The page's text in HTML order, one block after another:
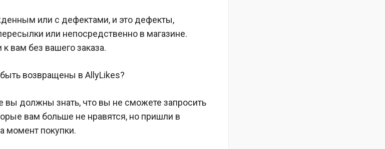
или с дефектами, и это дефекты,
или непосредственно в магазине.
вам без вашего заказа.
возвращены в AllyLikes?
вы должны знать, что вы не сможете запросить
вам больше не нравятся, но пришли в
момент покупки.